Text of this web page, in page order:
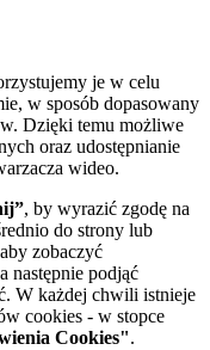
je w celu
w sposób dopasowany
Dzięki temu możliwe
oraz udostępnianie
wideo.
, by wyrazić zgodę na
do strony lub
zobaczyć
następnie podjąć
W każdej chwili istnieje
cookies - w stopce
Cookies".